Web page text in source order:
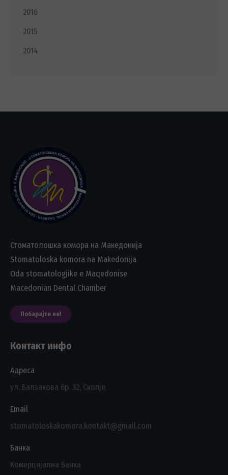
2016
2015
2014
Стоматолошка комора на Македонија
Stomatoloska komora na Makedonija
Oda stomatologjike e Maqedonise
Macedonian Dental Chamber
Побарајте не!
Контакт инфо
Адреса
ул. Балзакова бр. 32, Скопје
Email
stomatoloskakomora.kontakt@gmail.com
Банка
Комерцијална Банка